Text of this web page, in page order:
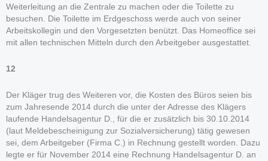
Weiterleitung an die Zentrale zu machen oder die Toilette zu
besuchen. Die Toilette im Erdgeschoss werde auch von seiner
Arbeitskollegin und den Vorgesetzten benützt. Das Homeoffice sei
mit allen technischen Mitteln durch den Arbeitgeber ausgestattet.
12
Der Kläger trug des Weiteren vor, die Kosten des Büros seien bis
zum Jahresende 2014 durch die unter der Adresse des Klägers
laufende Handelsagentur D., für die er zusätzlich bis 30.10.2014
(laut Meldebescheinigung zur Sozialversicherung) tätig gewesen
sei, dem Arbeitgeber (Firma C.) in Rechnung gestellt worden. Dazu
legte er für November 2014 eine Rechnung Handelsagentur D. an